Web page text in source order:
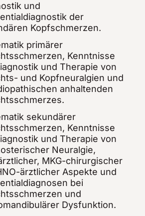
und
der
Kopfschmerzen.
primärer
Kenntnisse
und Therapie von
und Kopfneuralgien und
anhaltenden
sekundärer
Kenntnisse
und Therapie von
Neuralgie,
MKG-chirurgischer
ärztlicher Aspekte und
bei
und
Dysfunktion.